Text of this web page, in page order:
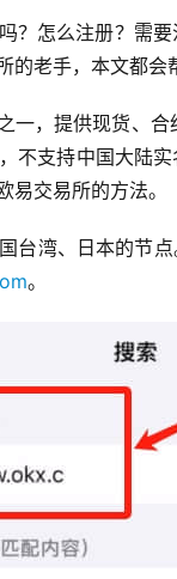
？怎么注册？需
老手，本文都会
一，提供现货、
不支持中国大陆
交易所的方法。
台湾、日本的节
。